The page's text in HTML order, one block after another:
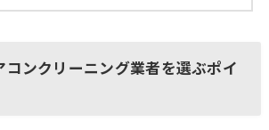
コンクリーニング業者を選ぶポイ